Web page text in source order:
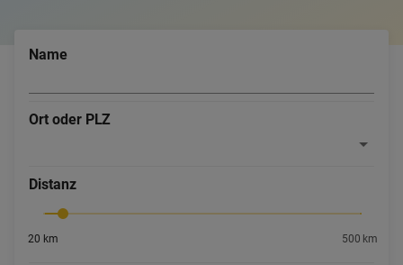
Name
Ort oder PLZ
Distanz
20 km 500 km